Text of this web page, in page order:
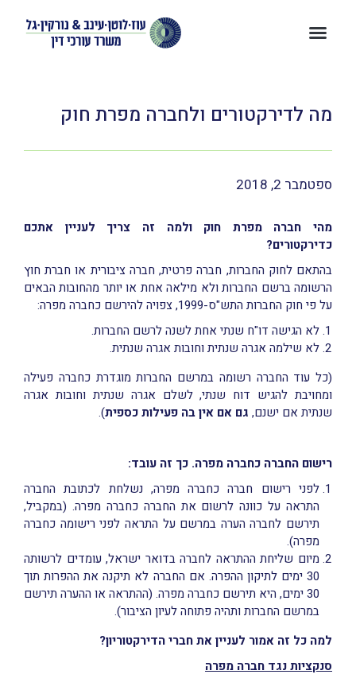
מה לדירקטורים ולחברה מפרת חוק
ספטמבר 2, 2018
מהי חברה מפרת חוק ולמה זה צריך לעניין אתכם
כדירקטורים?
בהתאם לחוק החברות, חברה פרטית, חברה ציבורית או חברת חוץ
הרשומה ברשם החברות ולא מילאה אחת או יותר מהחובות הבאים
על פי חוק החברות התש"ס-1999, צפויה להירשם כחברה מפרה:
לא הגישה דו"ח שנתי אחת לשנה לרשם החברות.
לא שילמה אגרה שנתית וחובות אגרה שנתית.
(כל עוד החברה רשומה במרשם החברות מוגדרת כחברה פעילה
ומחויבת להגיש דוח שנתי, לשלם אגרה שנתית וחובות אגרה
שנתית אם ישנם, גם אם אין בה פעילות כספית).
רישום החברה כחברה מפרה. כך זה עובד:
לפני רישום חברה כחברה מפרה, נשלחת לכתובת החברה
התראה על כוונה לרשום את החברה כחברה מפרה. (במקביל,
תירשם לחברה הערה במרשם על התראה לפני רישומה כחברה
מפרה).
מיום שליחת ההתראה לחברה בדואר ישראל, עומדים לרשותה
30 ימים לתיקון ההפרה. אם החברה לא תיקנה את ההפרות תוך
30 ימים, היא תירשם כחברה מפרה. (ההתראה או ההערה תירשם
במרשם החברות ותהיה פתוחה לעיון הציבור).
למה כל זה אמור לעניין את חברי הדירקטוריון?
סנקציות נגד חברה מפרה